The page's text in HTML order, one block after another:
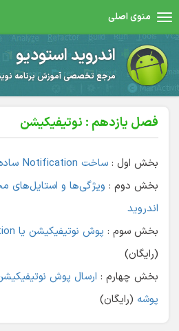
منوی اصلی
اندروید استودیو
مرجع تخصصی آموزش برنامه
فصل یازدهم : نوتیفیکیشن
بخش اول : ساخت Notification ساده در اندروید
بخش دوم : ویژگی‌ها و استایل‌های
اندروید
بخش سوم : پوش نوتیفیکیشن یا Push Notification چیست؟
(رایگان)
بخش چهارم : ارسال پوش
پوشه (رایگان)